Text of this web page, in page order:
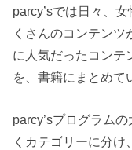
parcy’sでは日々、
くさんのコンテン
に人気だったコンテ
を、書籍にまとめて
parcy’sプログラム
くカテゴリーに分け